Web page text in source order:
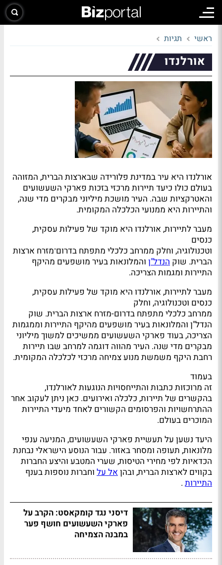
ראשי תגיות
אורלנדו
אורלנדו היא עיר במדינת פלורידה שבארצות הברית, המזוהה
בעולם כולו כיעד תיירות מרכזי בזכות פארקי השעשועים
והאטרקציות שבה. העיר מושכת מיליוני מבקרים מדי שנה,
והתיירות היא ממנועי הכלכלה המקומית.
מעבר לתיירות, אורלנדו היא מוקד של פעילות עסקית,
כנסים
וטכנולוגיה, וחלק ממרחב כלכלי מתפתח בדרום־מזרח ארצות
הברית. שוק הנדל"ן והמלונאות בעיר מושפעים מהיקף
התיירות ומגמות הצריכה.
מעבר לתיירות, אורלנדו היא מוקד של פעילות עסקית,
כנסים וטכנולוגיה, וחלק
ממרחב כלכלי מתפתח בדרום-מזרח ארצות הברית. שוק
הנדל"ן והמלונאות בעיר מושפעים מהיקף התיירות וממגמות
הצריכה, בעוד פארקי השעשועים ממשיכים למשוך מיליוני
מבקרים מדי שנה. העיר מהווה דוגמה למרחב שבו תיירות
רחבת היקף משמשת מנוע צמיחה מרכזי לכלכלה המקומית.
בעמוד
זה מרוכזות כתבות והתייחסויות הנוגעות לאורלנדו,
בהקשרים של תיירות, כלכלה ואירועים. כאן ניתן לעקוב אחר
ההתרחשויות והפרסומים הקשורים לאחד מיעדי התיירות
המוכרים בעולם.
היעד נשען על תעשיית פארקי השעשועים, המניעה ענפי
מלונאות, תעופה ומסחר באזור. עבור הנוסע הישראלי נבחנת
הכדאיות לפי מחירי הטיסות, שערי המטבע והיצע החברות
בקווים לארצות הברית, ובהןאל על וחברות נוספות בענף
התיירות .
דיסני נגד קומקאסט: הקרב על
פארקי השעשועים חושף פער
במבנה הצמיחה